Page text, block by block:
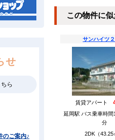
この物件に
サンハイツ
賃貸アパート
延岡駅 バス乗車時
分
2DK（43.25
せ
ら